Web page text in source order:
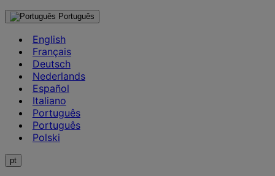
Português
English
Français
Deutsch
Nederlands
Español
Italiano
Português
Português
Polski
pt